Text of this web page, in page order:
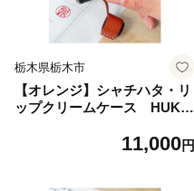
栃木県栃木市
【オレンジ】シャチハタ・リ
ップクリームケース HUKU
11,000円